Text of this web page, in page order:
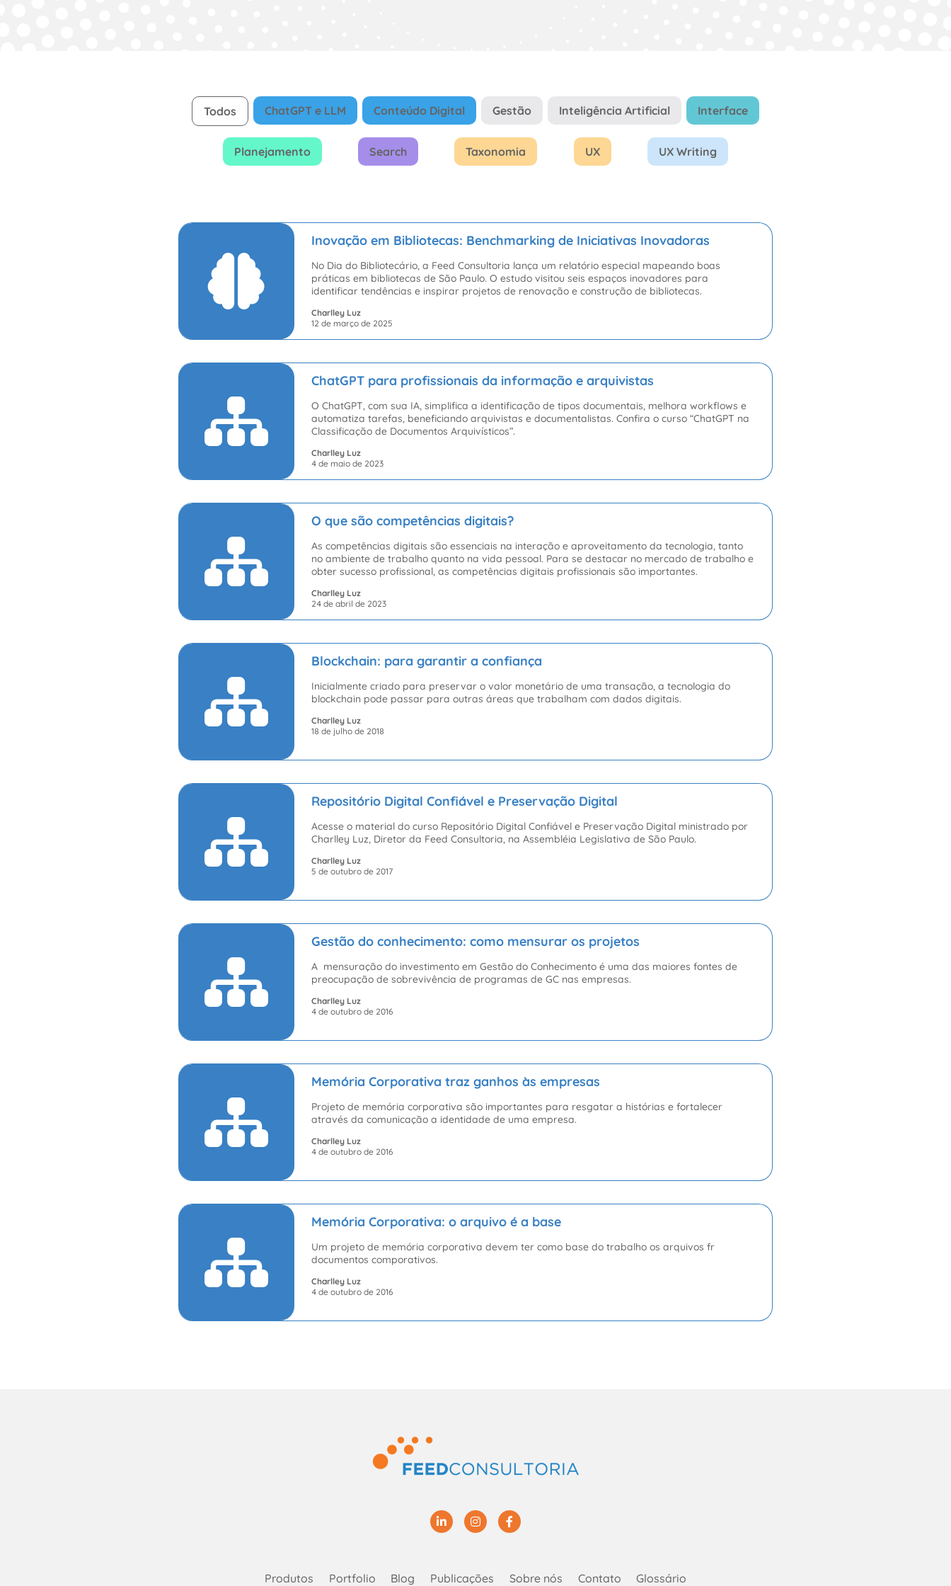
Todos ChatGPT e LLM Conteúdo Digital Gestão Inteligência Artificial Interface
Planejamento Search Taxonomia UX UX Writing
Inovação em Bibliotecas: Benchmarking de Iniciativas Inovadoras
No Dia do Bibliotecário, a Feed Consultoria lança um relatório especial mapeando boas
práticas em bibliotecas de São Paulo. O estudo visitou seis espaços inovadores para
identificar tendências e inspirar projetos de renovação e construção de bibliotecas.
Charlley Luz
12 de março de 2025
ChatGPT para profissionais da informação e arquivistas
O ChatGPT, com sua IA, simplifica a identificação de tipos documentais, melhora workflows e
automatiza tarefas, beneficiando arquivistas e documentalistas. Confira o curso “ChatGPT na
Classificação de Documentos Arquivísticos”.
Charlley Luz
4 de maio de 2023
O que são competências digitais?
As competências digitais são essenciais na interação e aproveitamento da tecnologia, tanto
no ambiente de trabalho quanto na vida pessoal. Para se destacar no mercado de trabalho e
obter sucesso profissional, as competências digitais profissionais são importantes.
Charlley Luz
24 de abril de 2023
Blockchain: para garantir a confiança
Inicialmente criado para preservar o valor monetário de uma transação, a tecnologia do
blockchain pode passar para outras áreas que trabalham com dados digitais.
Charlley Luz
18 de julho de 2018
Repositório Digital Confiável e Preservação Digital
Acesse o material do curso Repositório Digital Confiável e Preservação Digital ministrado por
Charlley Luz, Diretor da Feed Consultoria, na Assembléia Legislativa de São Paulo.
Charlley Luz
5 de outubro de 2017
Gestão do conhecimento: como mensurar os projetos
A mensuração do investimento em Gestão do Conhecimento é uma das maiores fontes de
preocupação de sobrevivência de programas de GC nas empresas.
Charlley Luz
4 de outubro de 2016
Memória Corporativa traz ganhos às empresas
Projeto de memória corporativa são importantes para resgatar a histórias e fortalecer
através da comunicação a identidade de uma empresa.
Charlley Luz
4 de outubro de 2016
Memória Corporativa: o arquivo é a base
Um projeto de memória corporativa devem ter como base do trabalho os arquivos fr
documentos comporativos.
Charlley Luz
4 de outubro de 2016
Produtos
Portfolio Blog Publicações Sobre nós Contato Glossário